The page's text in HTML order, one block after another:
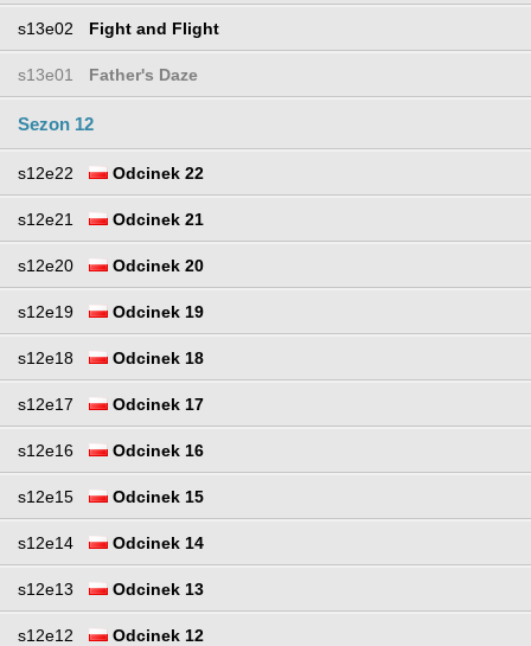
s13e02 Fight and Flight
s13e01 Father's Daze
Sezon 12
s12e22 Odcinek 22
s12e21 Odcinek 21
s12e20 Odcinek 20
s12e19 Odcinek 19
s12e18 Odcinek 18
s12e17 Odcinek 17
s12e16 Odcinek 16
s12e15 Odcinek 15
s12e14 Odcinek 14
s12e13 Odcinek 13
s12e12 Odcinek 12